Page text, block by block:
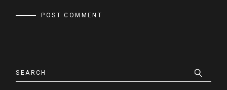
POST COMMENT